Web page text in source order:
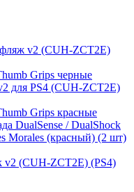
v2 (CUH-ZCT2E)
Grips черные
для PS4 (CUH-ZCT2E)
Grips красные
DualSense / DualShock
Morales (красный) (2 шт)
v2 (CUH-ZCT2E) (PS4)